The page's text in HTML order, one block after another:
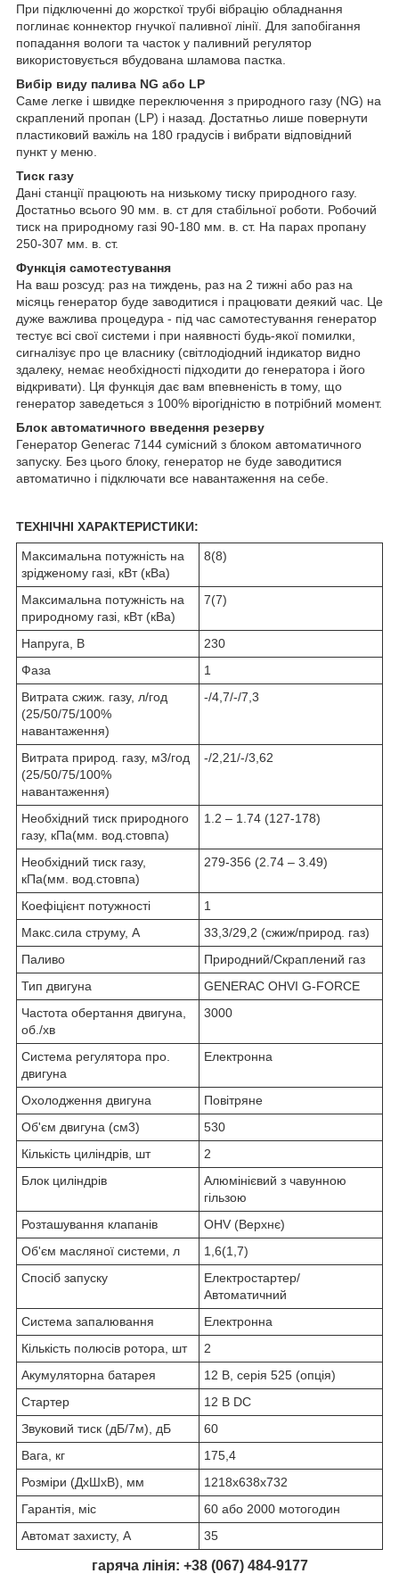
При підключенні до жорсткої трубі вібрацію обладнання
поглинає коннектор гнучкої паливної лінії. Для запобігання
попадання вологи та часток у паливний регулятор
використовується вбудована шламова пастка.
Вибір виду палива NG або LP
Саме легке і швидке переключення з природного газу (NG) на
скраплений пропан (LP) і назад. Достатньо лише повернути
пластиковий важіль на 180 градусів і вибрати відповідний
пункт у меню.
Тиск газу
Дані станції працюють на низькому тиску природного газу.
Достатньо всього 90 мм. в. ст для стабільної роботи. Робочий
тиск на природному газі 90-180 мм. в. ст. На парах пропану
250-307 мм. в. ст.
Функція самотестування
На ваш розсуд: раз на тиждень, раз на 2 тижні або раз на
місяць генератор буде заводитися і працювати деякий час. Це
дуже важлива процедура - під час самотестування генератор
тестує всі свої системи і при наявності будь-якої помилки,
сигналізує про це власнику (світлодіодний індикатор видно
здалеку, немає необхідності підходити до генератора і його
відкривати). Ця функція дає вам впевненість в тому, що
генератор заведеться з 100% вірогідністю в потрібний момент.
Блок автоматичного введення резерву
Генератор Generac 7144 сумісний з блоком автоматичного
запуску. Без цього блоку, генератор не буде заводитися
автоматично і підключати все навантаження на себе.
ТЕХНІЧНІ ХАРАКТЕРИСТИКИ:
Максимальна потужність на
зрідженому газі, кВт (кВа)
8(8)
Максимальна потужність на
природному газі, кВт (кВа)
7(7)
Напруга, В
230
Фаза
1
Витрата сжиж. газу, л/год
(25/50/75/100%
навантаження)
-/4,7/-/7,3
Витрата природ. газу, м3/год
(25/50/75/100%
навантаження)
-/2,21/-/3,62
Необхідний тиск природного
газу, кПа(мм. вод.стовпа)
1.2 – 1.74 (127-178)
Необхідний тиск газу,
кПа(мм. вод.стовпа)
279-356 (2.74 – 3.49)
Коефіцієнт потужності
1
Макс.сила струму, А
33,3/29,2 (сжиж/природ. газ)
Паливо
Природний/Скраплений газ
Тип двигуна
GENERAC OHVI G-FORCE
Частота обертання двигуна,
об./хв
3000
Система регулятора про.
двигуна
Електронна
Охолодження двигуна
Повітряне
Об'єм двигуна (см3)
530
Кількість циліндрів, шт
2
Блок циліндрів
Алюмінієвий з чавунною
гільзою
Розташування клапанів
OHV (Верхнє)
Об'єм масляної системи, л
1,6(1,7)
Спосіб запуску
Електростартер/
Автоматичний
Система запалювання
Електронна
Кількість полюсів ротора, шт
2
Акумуляторна батарея
12 В, серія 525 (опція)
Стартер
12 В DC
Звуковий тиск (дБ/7м), дБ
60
Вага, кг
175,4
Розміри (ДхШхВ), мм
1218х638х732
Гарантія, міс
60 або 2000 мотогодин
Автомат захисту, А
35
гаряча лінія: +38 (067) 484-9177